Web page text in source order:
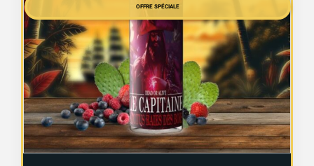
OFFRE SPÉCIALE
12,99 €.
est :
7,99 €.